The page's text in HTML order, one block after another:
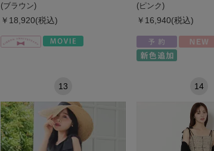
(ブラウン)
￥18,920(税込)
(ピンク)
￥16,940(税込)
13 14